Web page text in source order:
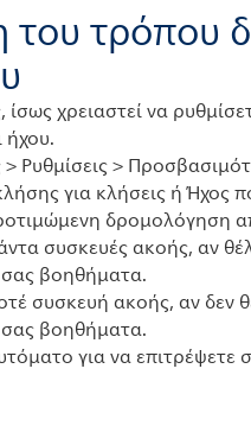
του τρόπου
χρειαστεί να
ήχου.
> Ρυθμίσεις >
για κλήσεις ή Ήχος
δρομολόγηση
συσκευές ακοής, αν
βοηθήματα.
συσκευή ακοής, αν δεν
βοηθήματα.
για να